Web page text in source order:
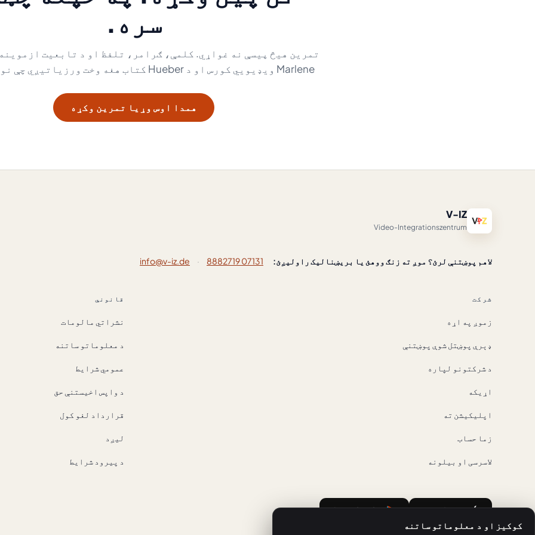
سره.
تمرین هیڅ پیسې نه غواړي. کلمې، ګرامر، تلفظ او د تابعیت
Marlene ویډیویي کورس او د Hueber کتاب هغه وخت ورزیاتیږي چې نور وغواړې.
همدا اوس وړیا تمرین وکړه
V-IZ
Video-Integrationszentrum
لاهم پوښتنې لرئ؟ موږ ته زنګ ووهئ یا بریښنالیک راولیږئ: 07131 8882719
·
info@v-iz.de
شرکت
زموږ په اړه
ډېرې پوښتل شوې پوښتنې
د شرکتونو لپاره
اړیکه
اپلیکیشن ته
زما حساب
لاسرسی او بیلونه
قانوني
نشراتي مالومات
د معلوماتو ساتنه
عمومي شرایط
د واپس اخیستنې حق
قرارداد لغو کول
لیږد
د پیرود شرایط
App Store
Google Play
کوکیز او د معلوماتو ساتنه